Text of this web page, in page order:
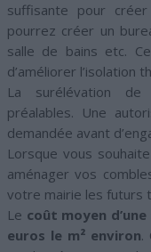
suffisante pour
pourrez créer un
salle de bains etc.
d’améliorer l’isolation
La surélévation
préalables. Une
demandée avant
Lorsque vous
aménager vos
votre mairie les futurs
Le coût moyen
euros le m² environ.